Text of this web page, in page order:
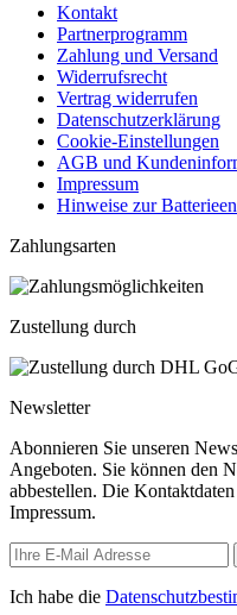
Kontakt
Partnerprogramm
Zahlung und Versand
Widerrufsrecht
Vertrag widerrufen
Datenschutzerklärung
Cookie-Einstellungen
AGB und
Impressum
Hinweise zur
Zahlungsarten
Zustellung durch
Newsletter
Abonnieren Sie unseren
Angeboten. Sie können den
abbestellen. Die
Impressum.
Ich habe die